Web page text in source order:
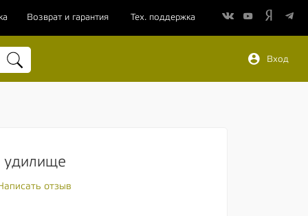
Возврат и гарантия Тех. поддержка
Вход
удилище
отзыв